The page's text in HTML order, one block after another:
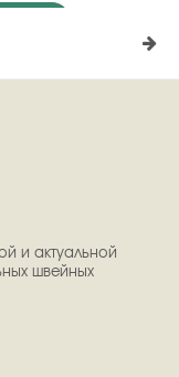
и актуальной
швейных